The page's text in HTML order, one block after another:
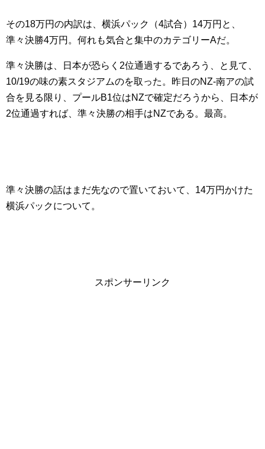
その18万円の内訳は、横浜パック（4試合）14万円と、
準々決勝4万円。何れも気合と集中のカテゴリーAだ。
準々決勝は、日本が恐らく2位通過するであろう、と見て、
10/19の味の素スタジアムのを取った。昨日のNZ-南アの試
合を見る限り、プールB1位はNZで確定だろうから、日本が
2位通過すれば、準々決勝の相手はNZである。最高。
準々決勝の話はまだ先なので置いておいて、14万円かけた
横浜パックについて。
スポンサーリンク